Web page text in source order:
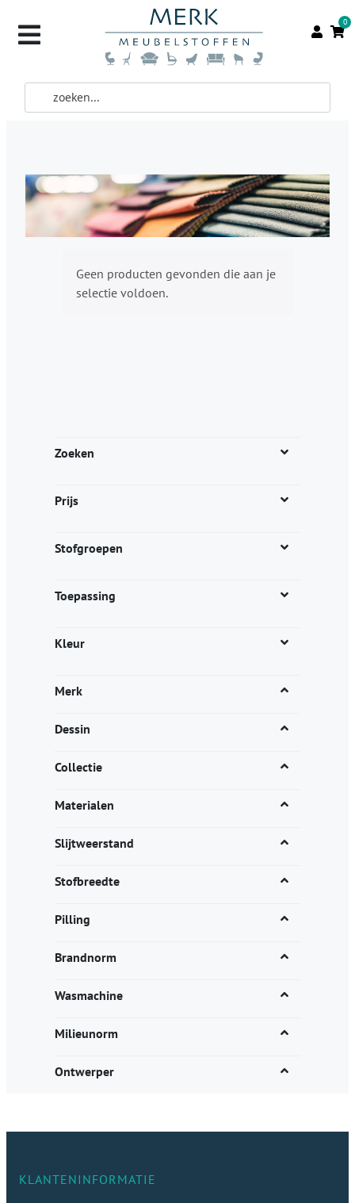
0
Zoeken
Prijs
Stofgroepen
Toepassing
Kleur
Merk
Dessin
Collectie
Materialen
Slijtweerstand
Stofbreedte
Pilling
Brandnorm
Wasmachine
Milieunorm
Ontwerper
Geen producten gevonden die aan je
selectie voldoen.
KLANTENINFORMATIE